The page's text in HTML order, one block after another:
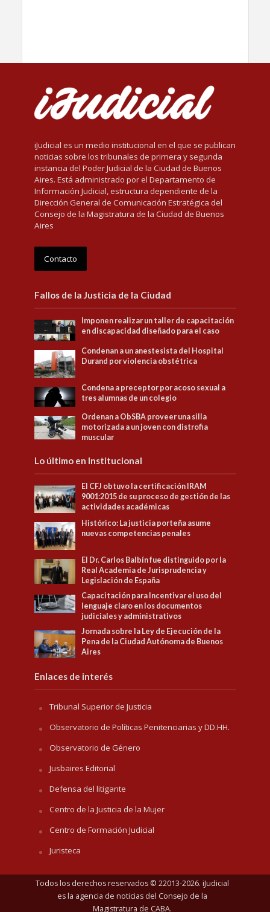
iJudicial es un medio institucional en el que se publican
noticias sobre los tribunales de primera y segunda
instancia del Poder Judicial de la Ciudad de Buenos
Aires. Está administrado por el Departamento de
Información Judicial, estructura dependiente de la
Dirección General de Comunicación Estratégica del
Consejo de la Magistratura de la Ciudad de Buenos
Aires
Contacto
Fallos de la Justicia de la Ciudad
Imponen realizar un taller de capacitación
en discapacidad diseñado para el caso
Condenan a un anestesista del Hospital
Durand por violencia obstétrica
Condena a preceptor por acoso sexual a
tres alumnas de un colegio
Ordenan a ObSBA proveer una silla
motorizada a un joven con distrofia
muscular
Lo último en Institucional
El CFJ obtuvo la certificación IRAM
9001:2015 de su proceso de gestión de las
actividades académicas
Histórico: La justicia porteña asume
nuevas competencias penales
El Dr. Carlos Balbín fue distinguido por la
Real Academia de Jurisprudencia y
Legislación de España
Capacitación para Incentivar el uso del
lenguaje claro en los documentos
judiciales y administrativos
Jornada sobre la Ley de Ejecución de la
Pena de la Ciudad Autónoma de Buenos
Aires
Enlaces de interés
Tribunal Superior de Justicia
Observatorio de Políticas Penitenciarias y DD.HH.
Observatorio de Género
Jusbaires Editorial
Defensa del litigante
Centro de la Justicia de la Mujer
Centro de Formación Judicial
Juristeca
Todos los derechos reservados © 22013-2026. iJudicial
es la agencia de noticias del Consejo de la
Magistratura de CABA.